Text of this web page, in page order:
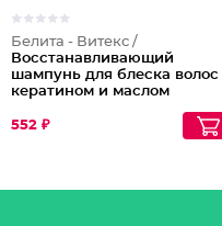
Белита - Витекс /
Восстанавливающий
шампунь для блеска волос
кератином и маслом
552 ₽